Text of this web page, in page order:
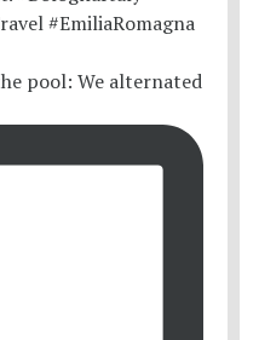
pool: We alternated